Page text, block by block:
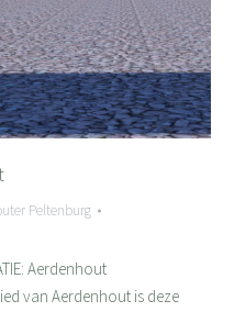
Peltenburg
Aerdenhout
van Aerdenhout is deze